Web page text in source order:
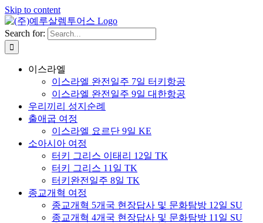
Skip to content
Search for:
이스라엘
이스라엘 완전일주 7일 터키항공
이스라엘 완전일주 9일 대한항공
우리끼리 성지순례
출애굽 여정
이스라엘 요르단 9일 KE
소아시아 여정
터키 그리스 이태리 12일 TK
터키 그리스 11일 TK
터키완전일주 8일 TK
종교개혁 여정
종교개혁 5개국 현장답사 및 문화탐방 12일 SU
종교개혁 4개국 현장답사 및 문화탐방 11일 SU